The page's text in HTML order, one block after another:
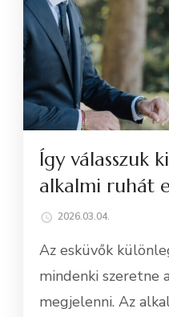
Így válasszuk
alkalmi ruhát
2026.03.04.
Az esküvők
mindenki szeretne
megjelenni. Az